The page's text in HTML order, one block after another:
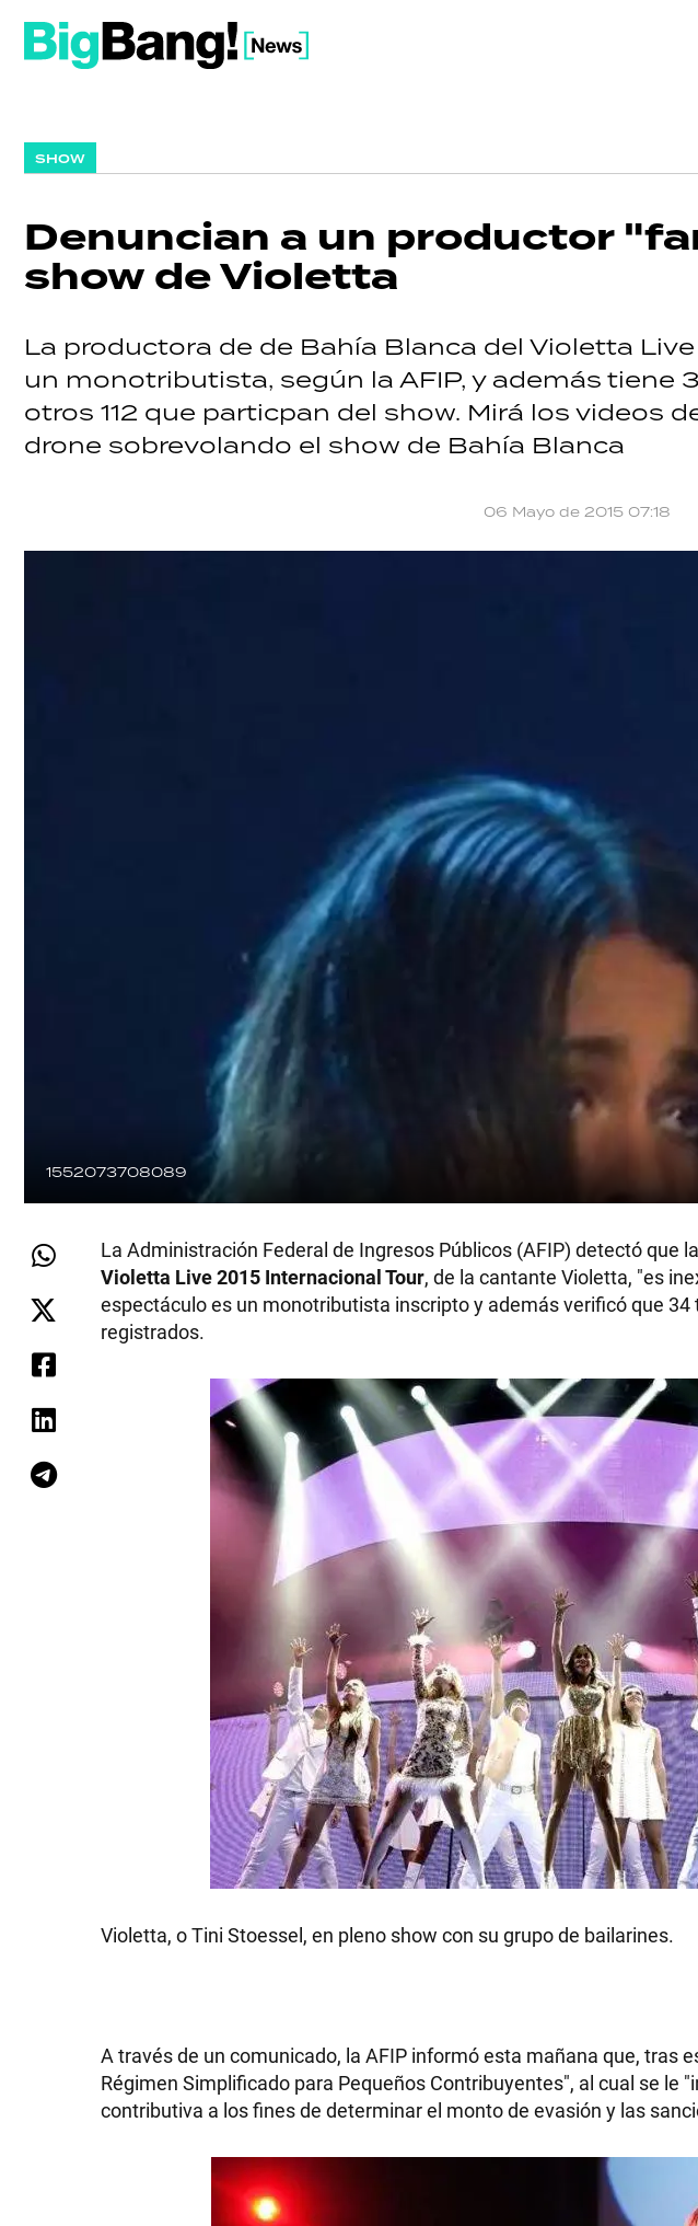
SHOW
Denuncian a un productor
show de Violetta
La productora de de Bahía Blanca del Violetta
un monotributista, según la AFIP, y además tiene
otros 112 que particpan del show. Mirá los videos
drone sobrevolando el show de Bahía Blanca
06 Mayo de 2015 07:18
1552073708089
La Administración Federal de Ingresos Públicos (AFIP) detectó que
Violetta Live 2015 Internacional Tour, de la cantante Violetta, "es
espectáculo es un monotributista inscripto y además verificó que
registrados.
Violetta, o Tini Stoessel, en pleno show con su grupo de bailarines.
A través de un comunicado, la AFIP informó esta mañana que, tras
Régimen Simplificado para Pequeños Contribuyentes", al cual se le
contributiva a los fines de determinar el monto de evasión y las
SHOW
POLÍTICA